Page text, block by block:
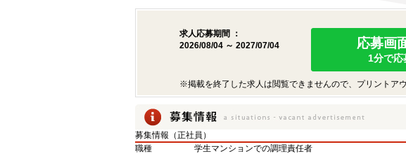
求人応募期間 ：
2026/08/04 ～ 2027/07/04
応募画
1分で
※掲載を終了した求人は閲覧できませんので、プリントア
募集情報（正社員）
職種
学生マンションでの調理責任者